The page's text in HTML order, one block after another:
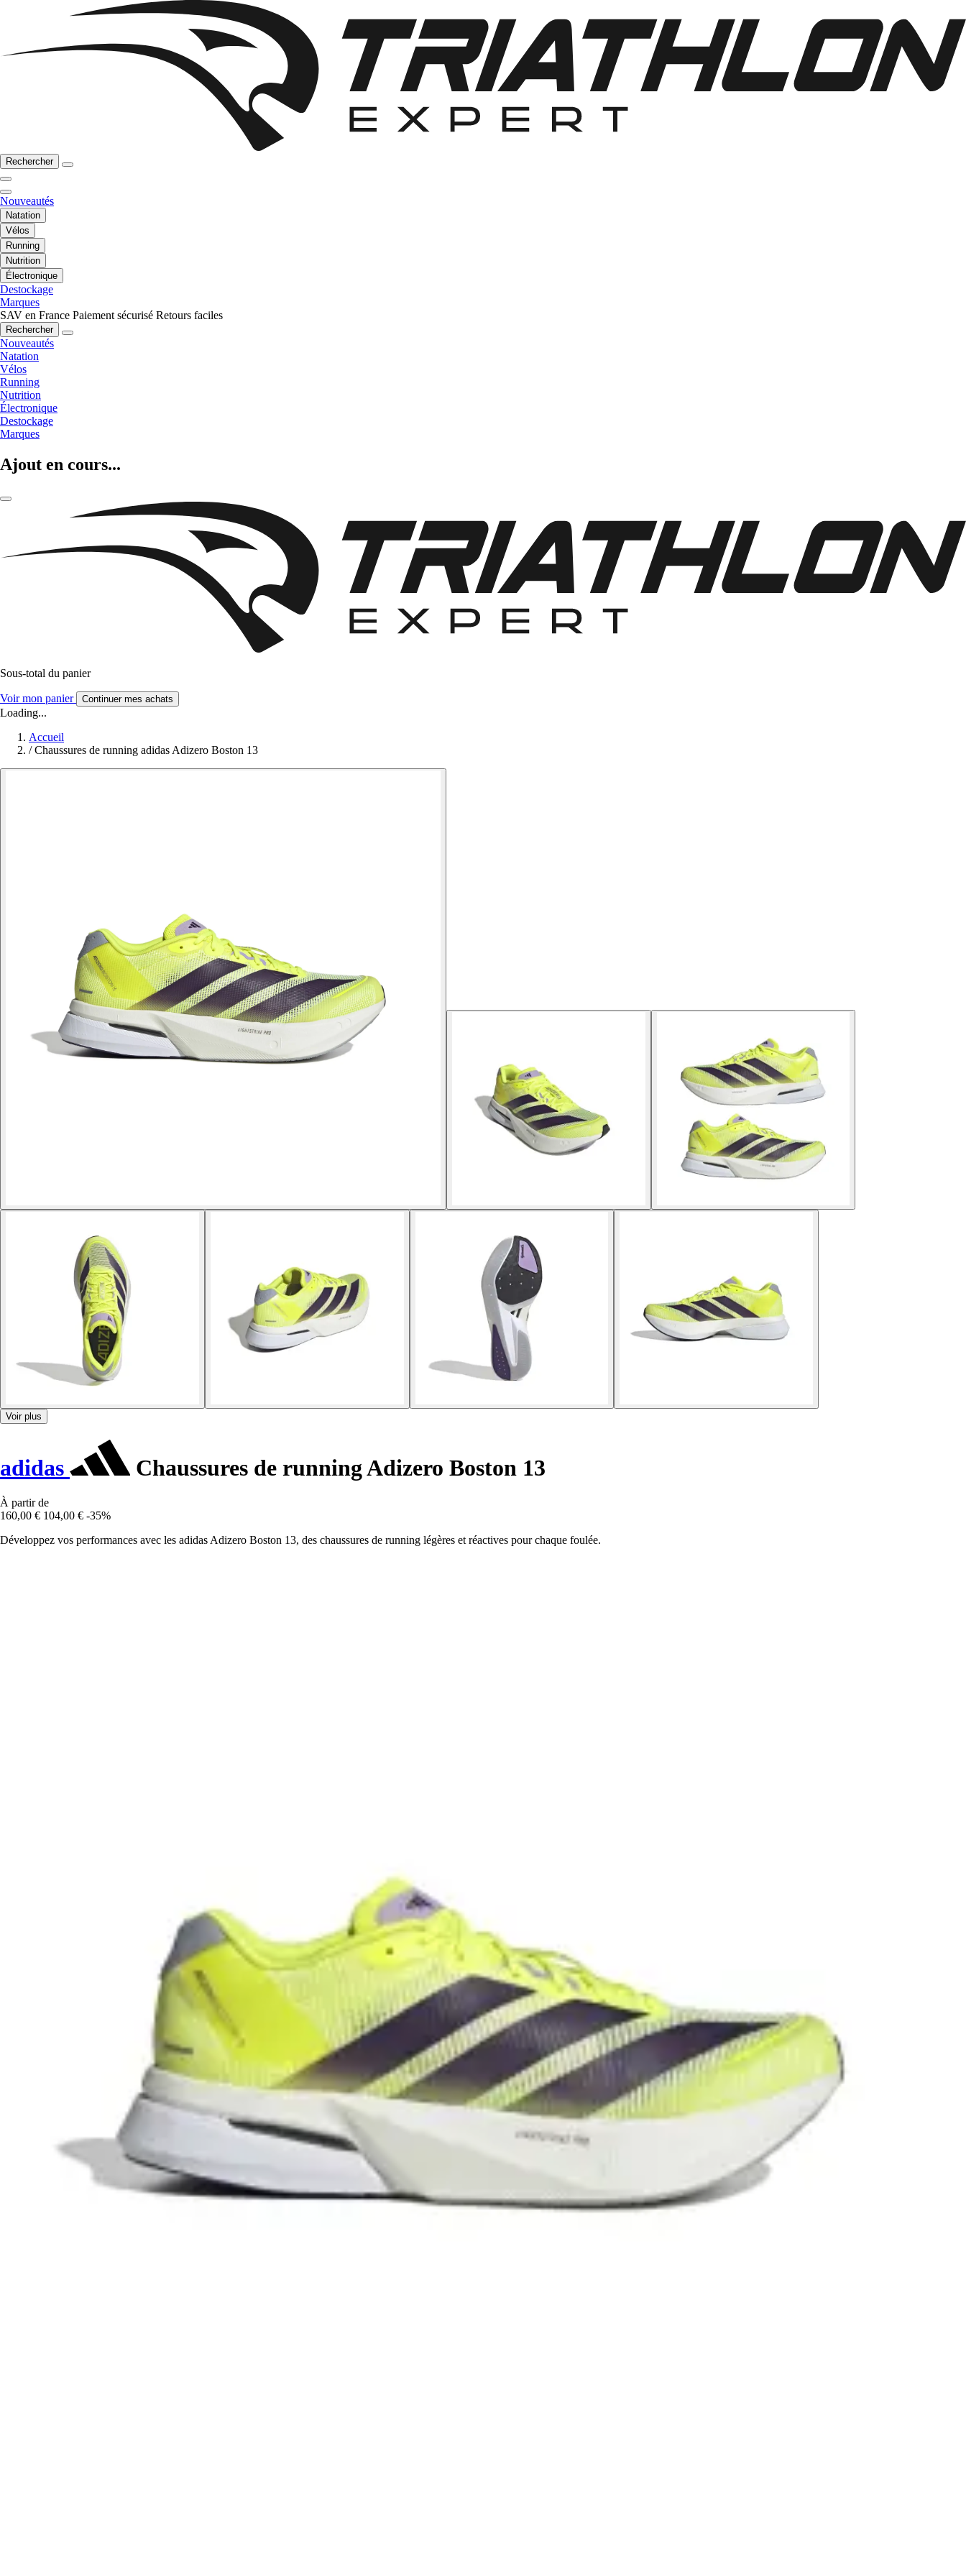
Rechercher
Nouveautés
Natation
Vélos
Running
Nutrition
Électronique
Destockage
Marques
SAV en France Paiement sécurisé Retours faciles
Rechercher
Nouveautés
Natation
Vélos
Running
Nutrition
Électronique
Destockage
Marques
Ajout en cours...
Sous-total du panier
Voir mon panier Continuer mes achats
Loading...
Accueil
/ Chaussures de running adidas Adizero Boston 13
Voir plus
adidas Chaussures de running Adizero Boston 13
À partir de
160,00 € 104,00 € -35%
Développez vos performances avec les adidas Adizero Boston 13, des chaussures de running légères et réactives pour chaque foulée.